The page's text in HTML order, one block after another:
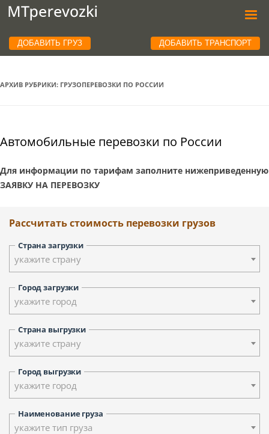
ДОБАВИТЬ ГРУЗ ДОБАВИТЬ ТРАНСПОРТ
АРХИВ РУБРИКИ: ГРУЗОПЕРЕВОЗКИ ПО РОССИИ
Автомобильные перевозки по России
Для информации по тарифам заполните нижеприведенную
ЗАЯВКУ НА ПЕРЕВОЗКУ
Рассчитать стоимость перевозки грузов
Страна загрузки
укажите страну
Город загрузки
укажите город
Страна выгрузки
укажите страну
Город выгрузки
укажите город
Наименование груза
укажите тип груза